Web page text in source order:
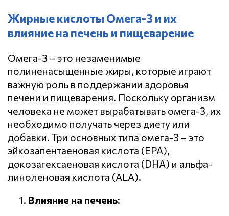
Жирные кислоты Омега-3 и их
влияние на печень и пищеварение
Омега-3 – это незаменимые
полиненасыщенные жиры, которые играют
важную роль в поддержании здоровья
печени и пищеварения. Поскольку организм
человека не может вырабатывать омега-3, их
необходимо получать через диету или
добавки. Три основных типа омега-3 – это
эйкозапентаеновая кислота (EPA),
докозагексаеновая кислота (DHA) и альфа-
линоленовая кислота (ALA).
Влияние на печень: